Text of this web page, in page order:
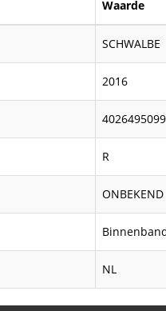
Waarde
SCHWALBE
2016
R
ONBEKEND
NL